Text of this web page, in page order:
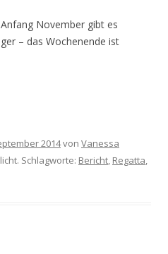
November gibt es
– das Wochenende ist
2014von Vanessa
Schlagworte: Bericht, Regatta,